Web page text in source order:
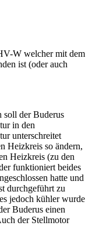
W welcher mit dem
ist (oder auch
soll der Buderus
in den
unterschreitet
Heizkreis so ändern,
Heizkreis (zu den
funktioniert beides
hatte und
durchgeführt zu
jedoch kühler wurde
Buderus einen
der Stellmotor